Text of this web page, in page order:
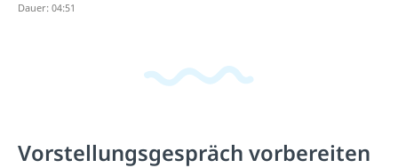
Dauer: 04:51
Vorstellungsgespräch vorbereiten